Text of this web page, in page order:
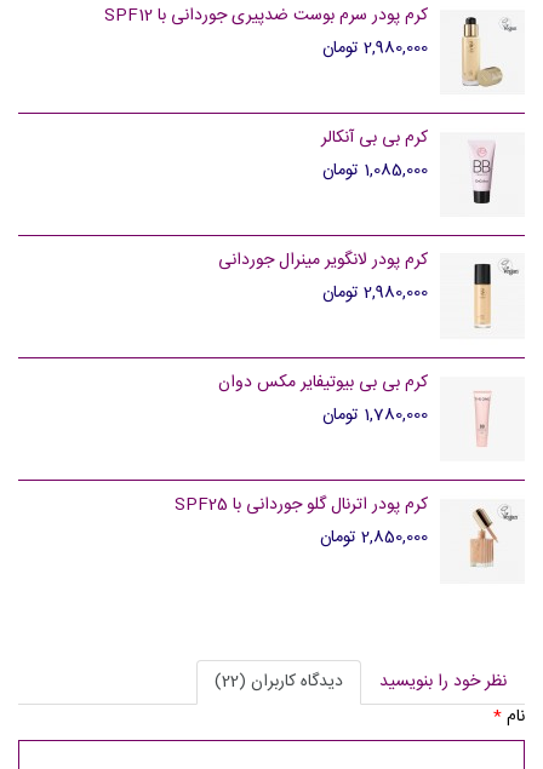
کرم پودر سرم بوست ضدپیری جوردانی با SPF12
2,980,000 تومان
کرم بی بی آنکالر
1,085,000 تومان
کرم پودر لانگویر مینرال جوردانی
2,980,000 تومان
کرم بی بی بیوتیفایر مکس دوان
1,780,000 تومان
کرم پودر اترنال گلو جوردانی با SPF25
2,850,000 تومان
نظر خود را بنویسید
دیدگاه کاربران (22)
نام*